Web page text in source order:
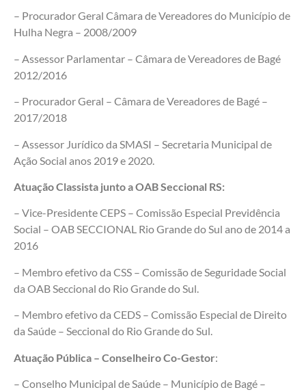
– Procurador Geral Câmara de Vereadores do Município de
Hulha Negra – 2008/2009
– Assessor Parlamentar – Câmara de Vereadores de Bagé
2012/2016
– Procurador Geral – Câmara de Vereadores de Bagé –
2017/2018
– Assessor Jurídico da SMASI – Secretaria Municipal de
Ação Social anos 2019 e 2020.
Atuação Classista junto a OAB Seccional RS:
– Vice-Presidente CEPS – Comissão Especial Previdência
Social – OAB SECCIONAL Rio Grande do Sul ano de 2014 a
2016
– Membro efetivo da CSS – Comissão de Seguridade Social
da OAB Seccional do Rio Grande do Sul.
– Membro efetivo da CEDS – Comissão Especial de Direito
da Saúde – Seccional do Rio Grande do Sul.
Atuação Pública – Conselheiro Co-Gestor:
– Conselho Municipal de Saúde – Município de Bagé –